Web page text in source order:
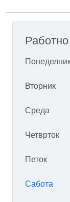
Вторник
Среда
Четврток
Петок
Сабота